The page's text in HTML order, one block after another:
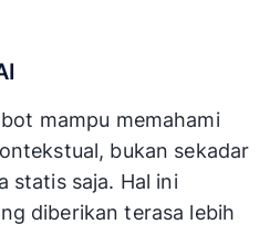
mampu memahami
bukan sekadar
statis saja. Hal ini
diberikan terasa lebih